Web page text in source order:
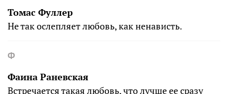
Томас Фуллер
Не так ослепляет любовь, как ненависть.
Ф
Фаина Раневская
Встречается такая любовь, что лучше ее сразу